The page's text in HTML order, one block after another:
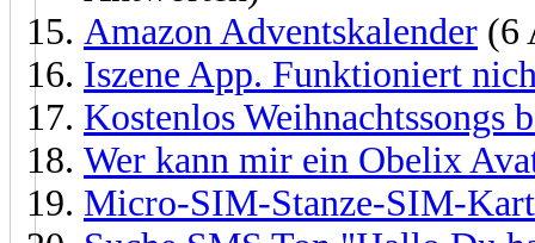
Amazon Adventskalender (6
Iszene App. Funktioniert
Kostenlos Weihnachtssongs
Wer kann mir ein Obelix
Micro-SIM-Stanze-SIM-